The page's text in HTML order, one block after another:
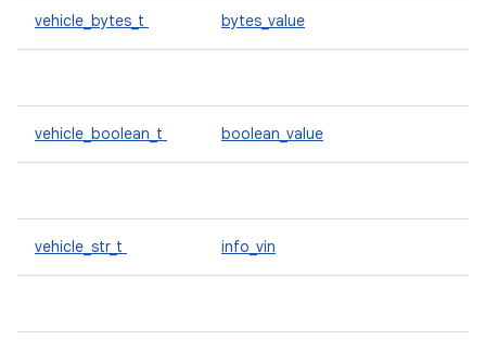
vehicle_bytes_t bytes_value
vehicle_boolean_t boolean_value
vehicle_str_t info_vin